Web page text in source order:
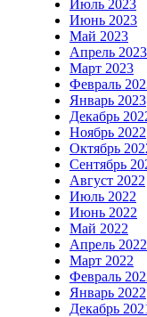
Июль 2023
Июнь 2023
Май 2023
Апрель 2023
Март 2023
Февраль
Январь 2023
Декабрь
Ноябрь 2022
Октябрь
Сентябрь
Август 2022
Июль 2022
Июнь 2022
Май 2022
Апрель 2022
Март 2022
Февраль
Январь 2022
Декабрь